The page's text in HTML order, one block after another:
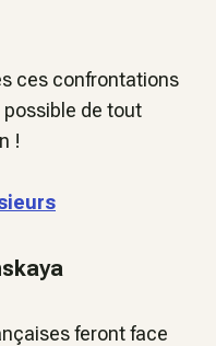
ces confrontations
de tout
!
feront face